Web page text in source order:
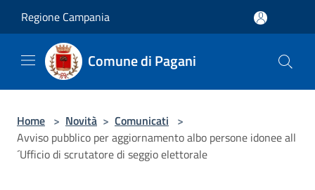
Regione Campania
Comune di Pagani
Home > Novità > Comunicati >
Avviso pubblico per aggiornamento albo persone idonee all
´Ufficio di scrutatore di seggio elettorale